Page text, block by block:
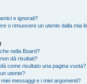
e ignorati?
o rimuovere un utente dalla mia
nella Board?
dà risultati?
come risultato una pagina vuota?
utente?
messaggi e i miei argomenti?